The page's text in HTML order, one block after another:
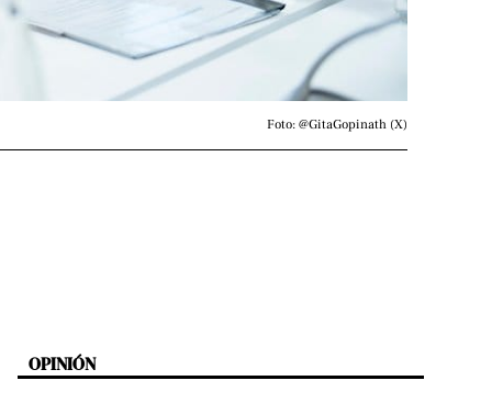
Foto: @GitaGopinath (X)
OPINIÓN